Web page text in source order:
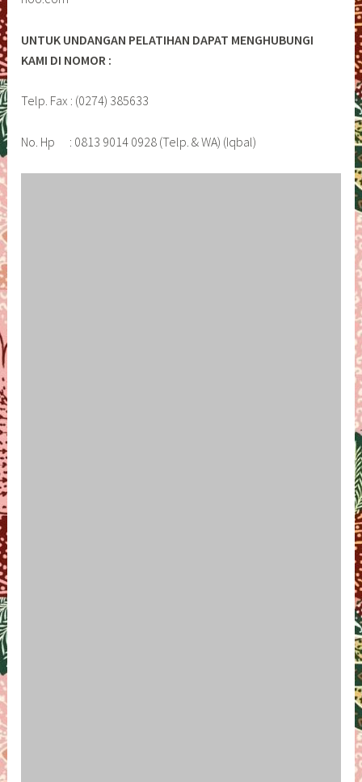
UNTUK UNDANGAN PELATIHAN DAPAT MENGHUBUNGI
KAMI DI NOMOR :
Telp. Fax : (0274) 385633
No. Hp : 0813 9014 0928 (Telp. & WA) (Iqbal)